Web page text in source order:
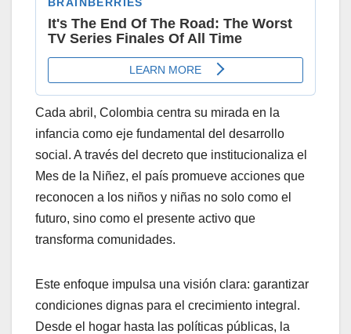
Cada abril, Colombia centra su mirada en la
infancia como eje fundamental del desarrollo
social. A través del decreto que institucionaliza el
Mes de la Niñez, el país promueve acciones que
reconocen a los niños y niñas no solo como el
futuro, sino como el presente activo que
transforma comunidades.
Este enfoque impulsa una visión clara: garantizar
condiciones dignas para el crecimiento integral.
Desde el hogar hasta las políticas públicas, la